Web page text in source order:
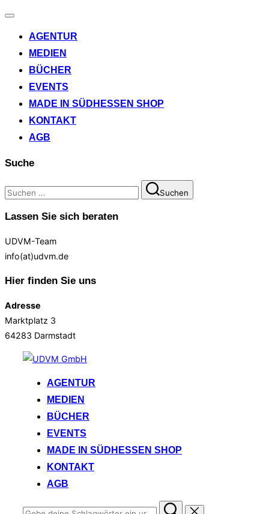
Navigation
AGENTUR
MEDIEN
BÜCHER
EVENTS
MADE IN SÜDHESSEN SHOP
KONTAKT
AGB
Suche
Suchen
nach:
Suchen
Lassen Sie sich beraten
UDVM-Team
info(at)udvm.de
Hier finden Sie uns
Adresse
Marktplatz 3
64283 Darmstadt
springen
AGENTUR
MEDIEN
BÜCHER
EVENTS
MADE IN SÜDHESSEN SHOP
KONTAKT
AGB
Suchen